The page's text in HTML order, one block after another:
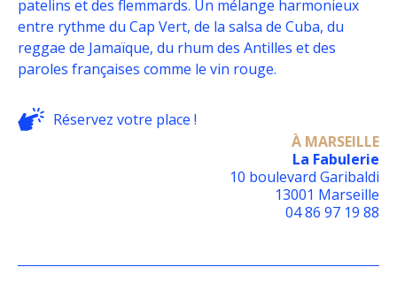
patelins et des flemmards. Un mélange harmonieux
entre rythme du Cap Vert, de la salsa de Cuba, du
reggae de Jamaïque, du rhum des Antilles et des
paroles françaises comme le vin rouge.
Réservez votre place !
À MARSEILLE
La Fabulerie
10 boulevard Garibaldi
13001 Marseille
04 86 97 19 88